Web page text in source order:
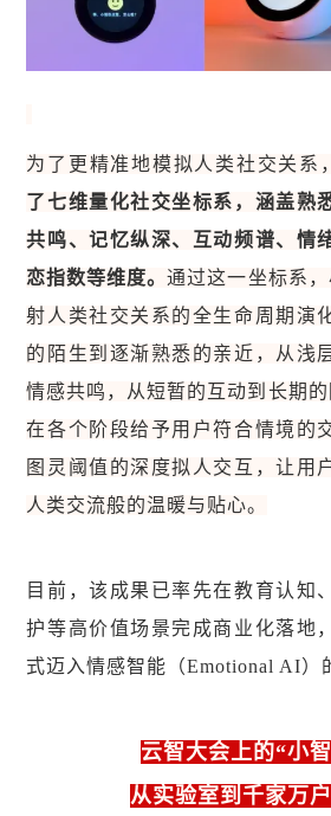
为了更精准地模拟人类社交关系
了七维量化社交坐标系，涵盖熟
共鸣、记忆纵深、互动频谱、情
恋指数等维度。通过这一坐标系
射人类社交关系的全生命周期演
的陌生到逐渐熟悉的亲近，从浅
情感共鸣，从短暂的互动到长期
在各个阶段给予用户符合情境的
图灵阈值的深度拟人交互，让用
人类交流般的温暖与贴心。
目前，该成果已率先在教育认知
护等高价值场景完成商业化落地
式迈入情感智能（Emotional AI）
云智大会上的“小
从实验室到千家万